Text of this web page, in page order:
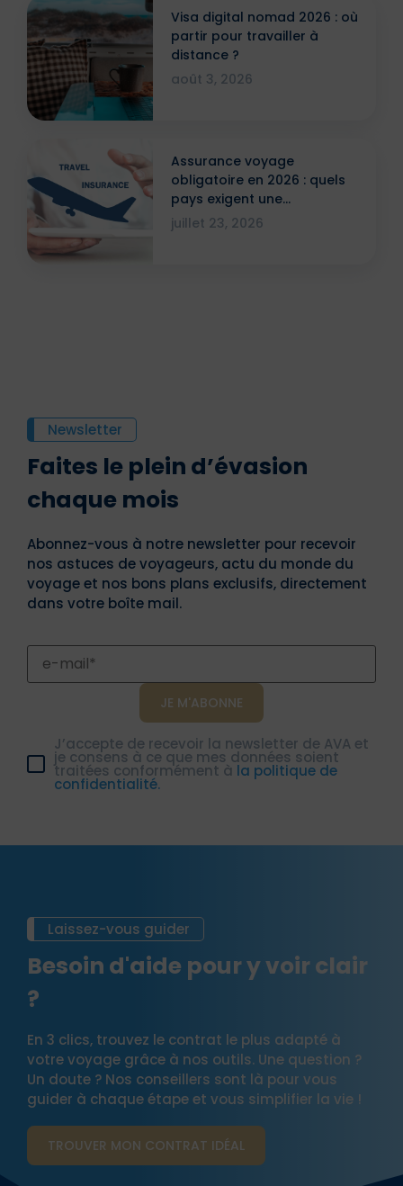
Visa digital nomad 2026 : où
partir pour travailler à
distance ?
août 3, 2026
Assurance voyage
obligatoire en 2026 : quels
pays exigent une
attestation ?
juillet 23, 2026
Newsletter
Faites le plein d’évasion
chaque mois
Abonnez-vous à notre newsletter pour recevoir
nos astuces de voyageurs, actu du monde du
voyage et nos bons plans exclusifs, directement
dans votre boîte mail.
J’accepte de recevoir la newsletter de AVA et
je consens à ce que mes données soient
traitées conformément à la politique de
confidentialité.
Laissez-vous guider
Besoin d'aide pour y voir clair
?
En 3 clics, trouvez le contrat le plus adapté à
votre voyage grâce à nos outils. Une question ?
Un doute ? Nos conseillers sont là pour vous
guider à chaque étape et vous simplifier la vie !
TROUVER MON CONTRAT​ IDÉAL